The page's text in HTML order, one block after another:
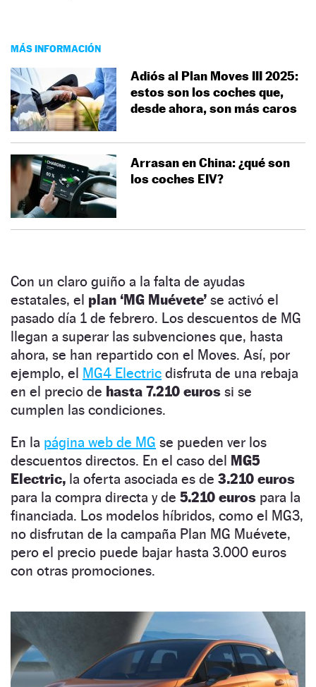
MÁS INFORMACIÓN
Adiós al Plan Moves III 2025:
estos son los coches que,
desde ahora, son más caros
Arrasan en China: ¿qué son
los coches EIV?
Con un claro guiño a la falta de ayudas
estatales, el plan ‘MG Muévete’ se activó el
pasado día 1 de febrero. Los descuentos de MG
llegan a superar las subvenciones que, hasta
ahora, se han repartido con el Moves. Así, por
ejemplo, el MG4 Electric disfruta de una rebaja
en el precio de hasta 7.210 euros si se
cumplen las condiciones.
En la página web de MG se pueden ver los
descuentos directos. En el caso del MG5
Electric, la oferta asociada es de 3.210 euros
para la compra directa y de 5.210 euros para la
financiada. Los modelos híbridos, como el MG3,
no disfrutan de la campaña Plan MG Muévete,
pero el precio puede bajar hasta 3.000 euros
con otras promociones.